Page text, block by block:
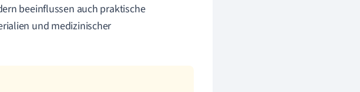
beeinflussen auch praktische
und medizinischer